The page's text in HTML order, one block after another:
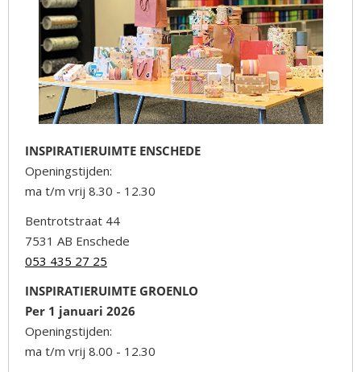
INSPIRATIERUIMTE ENSCHEDE
Openingstijden:
ma t/m vrij 8.30 - 12.30
Bentrotstraat 44
7531 AB Enschede
053 435 27 25
INSPIRATIERUIMTE GROENLO
Per 1 januari 2026
Openingstijden:
ma t/m vrij 8.00 - 12.30